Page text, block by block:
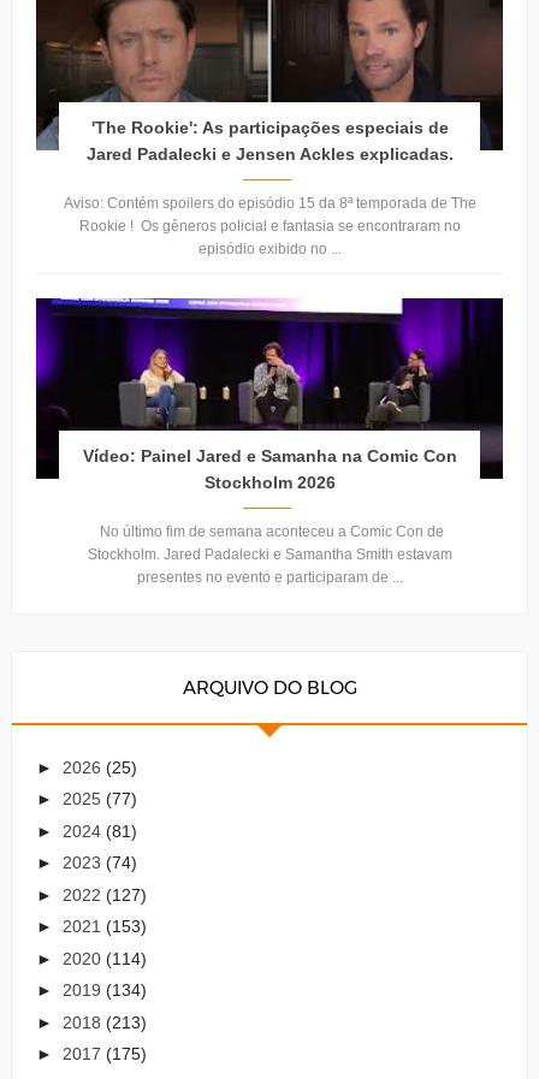
'The Rookie': As participações especiais de
Jared Padalecki e Jensen Ackles explicadas.
Aviso: Contém spoilers do episódio 15 da 8ª temporada de The
Rookie ! Os gêneros policial e fantasia se encontraram no
episódio exibido no ...
Vídeo: Painel Jared e Samanha na Comic Con
Stockholm 2026
No último fim de semana aconteceu a Comic Con de
Stockholm. Jared Padalecki e Samantha Smith estavam
presentes no evento e participaram de ...
ARQUIVO DO BLOG
► 2026 (25)
► 2025 (77)
► 2024 (81)
► 2023 (74)
► 2022 (127)
► 2021 (153)
► 2020 (114)
► 2019 (134)
► 2018 (213)
► 2017 (175)